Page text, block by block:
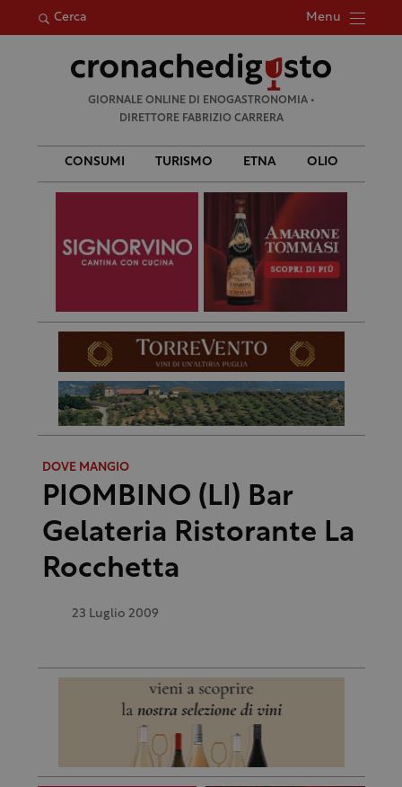
Cerca Menu
per:
GIORNALE ONLINE DI ENOGASTRONOMIA •
DIRETTORE FABRIZIO CARRERA
CONSUMI TURISMO ETNA OLIO
DOVE MANGIO
PIOMBINO (LI) Bar
Gelateria Ristorante La
Rocchetta
23 Luglio 2009